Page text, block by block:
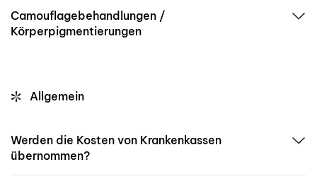
Camouflagebehandlungen /
Körperpigmentierungen
Allgemein
Werden die Kosten von Krankenkassen
übernommen?